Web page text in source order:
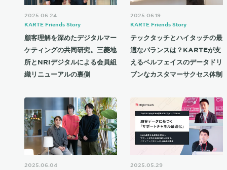
2025.06.24
KARTE Friends Story
顧客理解を深めたデジタルマー
ケティングの共同研究。三菱地
所とNRIデジタルによる会員組
織リニューアルの裏側
2025.06.19
KARTE Friends Story
テックタッチとハイタッチの最
適なバランスは？KARTEが支
えるベルフェイスのデータドリ
ブンなカスタマーサクセス体制
2025.06.04
2025.05.29